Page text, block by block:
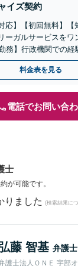
イズ契約
応】【初回無料】
ーガルサービスをワ
務】行政機関での経
の抱える問題を解決
料金表を見る
電話でお問い合
士
が可能です。
りました (検索結果に
藤 智基 弁護士
護士法人ＯＮＥ 宇部